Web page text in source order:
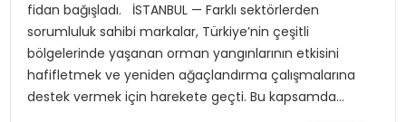
fidan bağışladı. İSTANBUL — Farklı sektörlerden
sorumluluk sahibi markalar, Türkiye’nin çeşitli
bölgelerinde yaşanan orman yangınlarının etkisini
hafifletmek ve yeniden ağaçlandırma çalışmalarına
destek vermek için harekete geçti. Bu kapsamda…